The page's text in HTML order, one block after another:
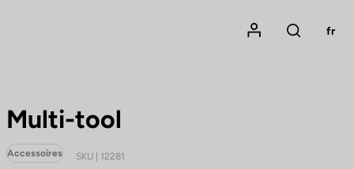
Mon compte
Rechercher
fr
Multi-tool
Accessoires SKU | 12281